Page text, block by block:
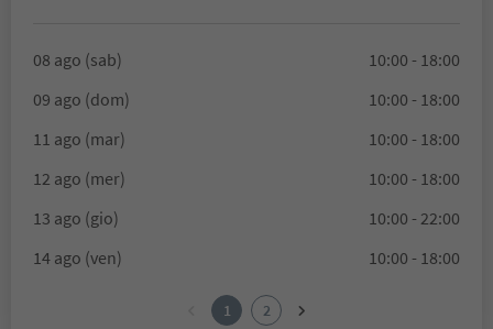
08 ago (sab)
10:00 - 18:00
09 ago (dom)
10:00 - 18:00
11 ago (mar)
10:00 - 18:00
12 ago (mer)
10:00 - 18:00
13 ago (gio)
10:00 - 22:00
14 ago (ven)
10:00 - 18:00
1 2